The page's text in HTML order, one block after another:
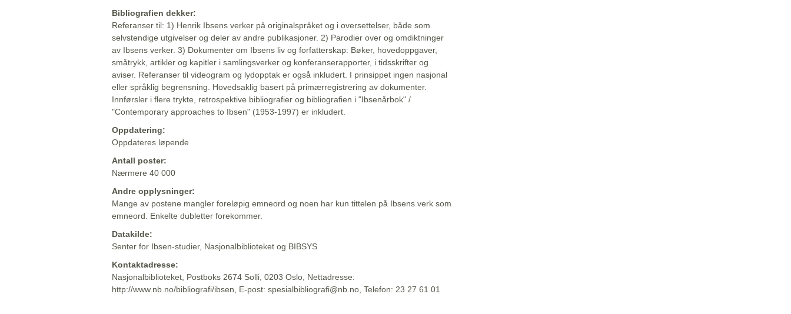
Bibliografien dekker:
Referanser til: 1) Henrik Ibsens verker på originalspråket og i oversettelser, både som
selvstendige utgivelser og deler av andre publikasjoner. 2) Parodier over og omdiktninger
av Ibsens verker. 3) Dokumenter om Ibsens liv og forfatterskap: Bøker, hovedoppgaver,
småtrykk, artikler og kapitler i samlingsverker og konferanserapporter, i tidsskrifter og
aviser. Referanser til videogram og lydopptak er også inkludert. I prinsippet ingen nasjonal
eller språklig begrensning. Hovedsaklig basert på primærregistrering av dokumenter.
Innførsler i flere trykte, retrospektive bibliografier og bibliografien i "Ibsenårbok" /
"Contemporary approaches to Ibsen" (1953-1997) er inkludert.
Oppdatering:
Oppdateres løpende
Antall poster:
Nærmere 40 000
Andre opplysninger:
Mange av postene mangler foreløpig emneord og noen har kun tittelen på Ibsens verk som
emneord. Enkelte dubletter forekommer.
Datakilde:
Senter for Ibsen-studier, Nasjonalbiblioteket og BIBSYS
Kontaktadresse:
Nasjonalbiblioteket, Postboks 2674 Solli, 0203 Oslo, Nettadresse:
http://www.nb.no/bibliografi/ibsen, E-post: spesialbibliografi@nb.no, Telefon: 23 27 61 01